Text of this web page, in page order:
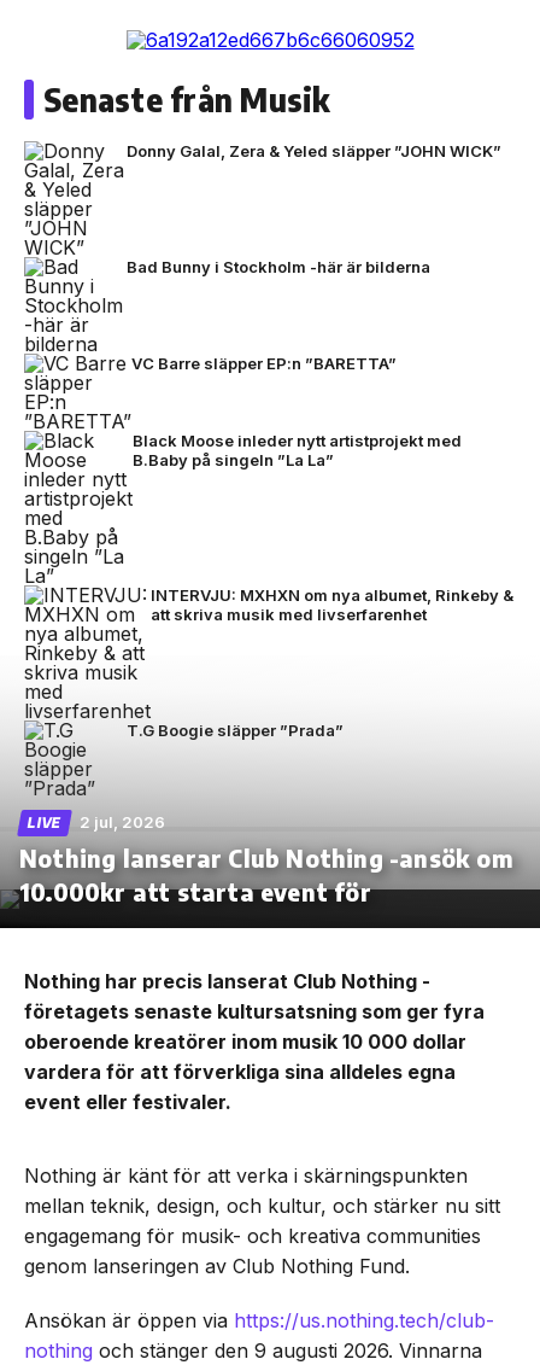
Senaste från Musik
Donny Galal, Zera & Yeled släpper ”JOHN WICK”
Bad Bunny i Stockholm -här är bilderna
VC Barre släpper EP:n ”BARETTA”
Black Moose inleder nytt artistprojekt med
B.Baby på singeln ”La La”
INTERVJU: MXHXN om nya albumet, Rinkeby &
att skriva musik med livserfarenhet
T.G Boogie släpper ”Prada”
LIVE 2 jul, 2026
Nothing lanserar Club Nothing -ansök om
10.000kr att starta event för
Nothing har precis lanserat Club Nothing -
företagets senaste kultursatsning som ger fyra
oberoende kreatörer inom musik 10 000 dollar
vardera för att förverkliga sina alldeles egna
event eller festivaler.
Nothing är känt för att verka i skärningspunkten
mellan teknik, design, och kultur, och stärker nu sitt
engagemang för musik- och kreativa communities
genom lanseringen av Club Nothing Fund.
Ansökan är öppen via https://us.nothing.tech/club-
nothing och stänger den 9 augusti 2026. Vinnarna